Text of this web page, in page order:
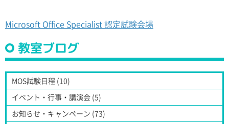
Microsoft Office Specialist 認定試験会場
教室ブログ
MOS試験日程 (10)
イベント・行事・講演会 (5)
お知らせ・キャンペーン (73)